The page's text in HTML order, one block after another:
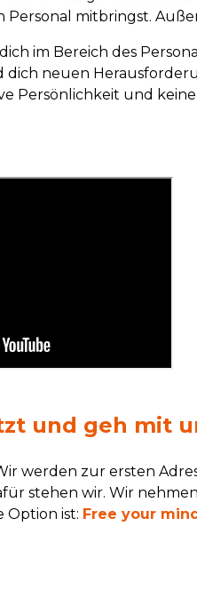
mitbringst.
im Bereich des
neuen
Persönlichkeit und
und geh mit
werden zur ersten
stehen wir. Wir
Option ist: Free your